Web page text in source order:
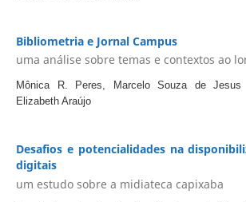
Bibliometria e Jornal Campus
uma análise sobre temas e contextos ao
Mônica R. Peres, Marcelo Souza de
Elizabeth Araújo
Desafios e potencialidades na
digitais
um estudo sobre a midiateca capixaba